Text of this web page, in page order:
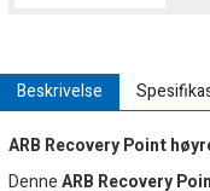
Beskrivelse
ARB Recovery Point
DenneARB Recovery